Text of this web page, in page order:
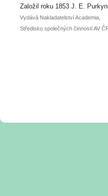
posteru je už 30. června.
Založil roku 1853 J. E.
Vydává Nakladatelství Academia,
Středisko společných činností AV